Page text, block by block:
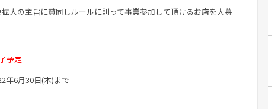
大の主旨に賛同しルールに則って事業参加して頂けるお店を大募
予定
年6月30日(木)まで